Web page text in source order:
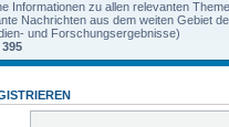
Informationen zu allen relevanten
Nachrichten aus dem weiten Gebiet
und Forschungsergebnisse)
395